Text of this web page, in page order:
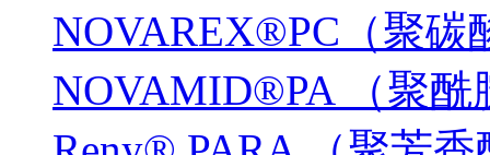
NOVAREX®PC（聚碳
NOVAMID®PA （聚酰